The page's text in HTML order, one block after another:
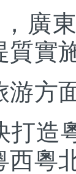
廣
質實
方面
粵
西粵